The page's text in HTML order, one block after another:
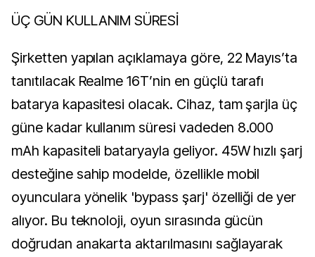
ÜÇ GÜN KULLANIM SÜRESİ
Şirketten yapılan açıklamaya göre, 22 Mayıs’ta
tanıtılacak Realme 16T’nin en güçlü tarafı
batarya kapasitesi olacak. Cihaz, tam şarjla üç
güne kadar kullanım süresi vadeden 8.000
mAh kapasiteli bataryayla geliyor. 45W hızlı şarj
desteğine sahip modelde, özellikle mobil
oyunculara yönelik 'bypass şarj' özelliği de yer
alıyor. Bu teknoloji, oyun sırasında gücün
doğrudan anakarta aktarılmasını sağlayarak